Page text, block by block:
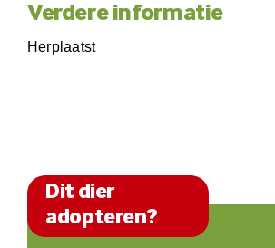
Verdere informatie
Herplaatst
Dit dier
adopteren?